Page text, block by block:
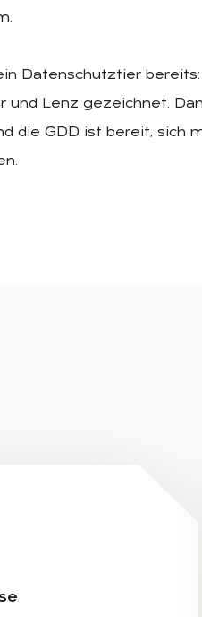
Datenschutztier
und Lenz gezeichnet.
die GDD ist bereit,